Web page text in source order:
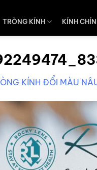
TRÒNG KÍNH KÍNH
KÍNH ĐỔI MÀU